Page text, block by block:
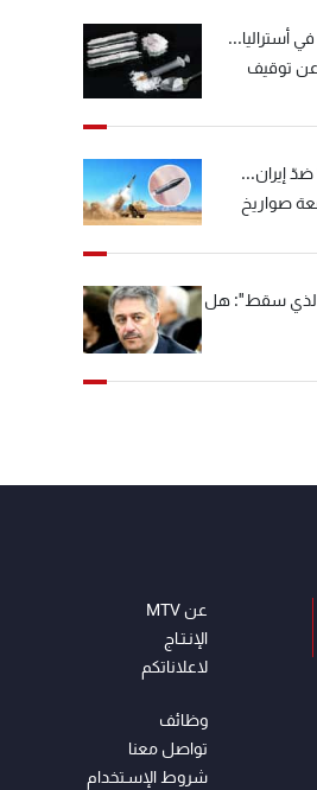
أستراليا...
توقيف
إيران...
صواريخ
سقط": هل
عن MTV
الإنـتـاج
لاعلاناتكم
وظائف
تواصل معنا
شروط الإسـتخدام